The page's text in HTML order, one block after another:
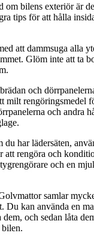
om bilens exteriör är
tips för att hålla
att dammsuga alla
Glöm inte att ta
och
milt rengöringsmedel
och andra
du har lädersäten,
att rengöra och
och en
samlar
Du kan använda en
och sedan låta